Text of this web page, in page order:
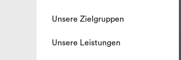
Unsere Zielgruppen
Unsere Leistungen